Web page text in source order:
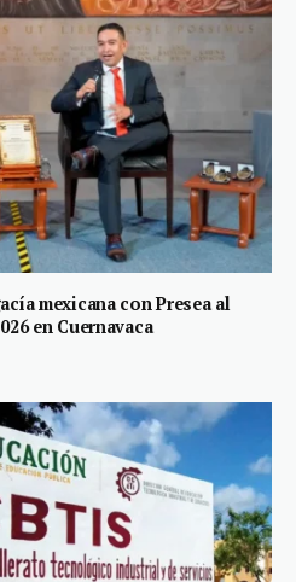
mexicana con Presea al
en Cuernavaca